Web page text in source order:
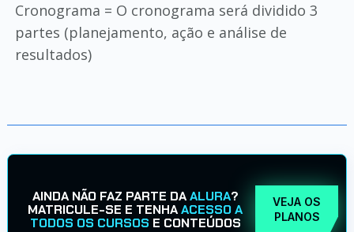
Cronograma = O cronograma será dividido 3
partes (planejamento, ação e análise de
resultados)
AINDA NÃO FAZ PARTE DAALURA?
MATRICULE-SE E TENHAACESSO A
TODOS OS CURSOS E CONTEÚDOS
VEJA OS
PLANOS